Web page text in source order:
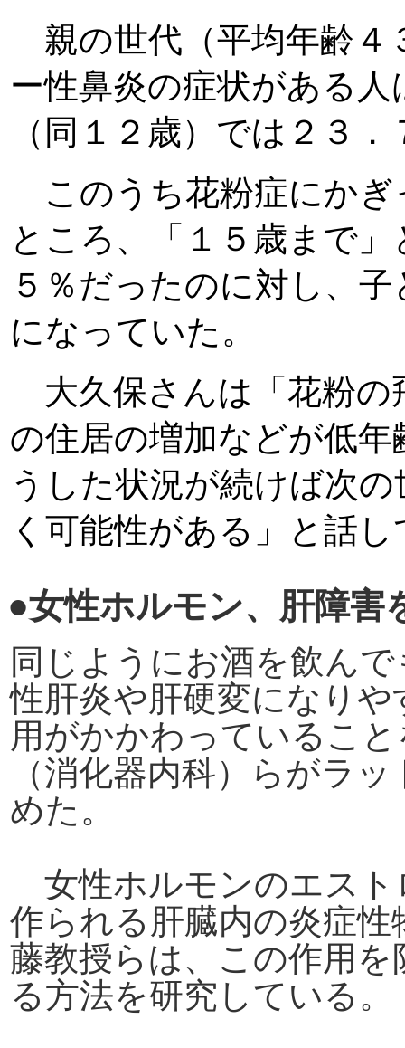
親の世代（平均年齢４
ー性鼻炎の症状がある
（同１２歳）では２３
このうち花粉症にかぎ
ところ、「１５歳まで
５％だったのに対し、
になっていた。
大久保さんは「花粉の
の住居の増加などが低
うした状況が続けば次
く可能性がある」と話
●女性ホルモン、肝障害
同じようにお酒を飲ん
性肝炎や肝硬変になり
用がかかわっているこ
（消化器内科）らがラ
めた。
女性ホルモンのエスト
作られる肝臓内の炎症
藤教授らは、この作用
る方法を研究している。